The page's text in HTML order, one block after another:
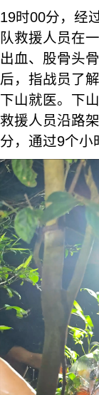
19时00分，经
队救援人员在
出血、股骨头
后，指战员了
下山就医。下
救援人员沿路
分，通过9个小